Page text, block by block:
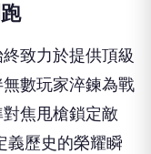
致力於提供頂級
數玩家淬鍊為戰
焦甩槍鎖定敵
義歷史的榮耀瞬